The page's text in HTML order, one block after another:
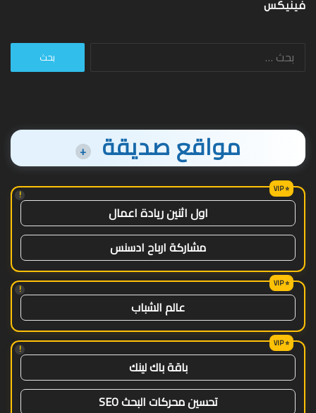
فينيكس
البحث
مواقع صديقة +
!
اول اثنين ريادة اعمال
مشاركة ارباح ادسنس
!
عالم الشباب
!
باقة باك لينك
تحسين محركات البحث SEO